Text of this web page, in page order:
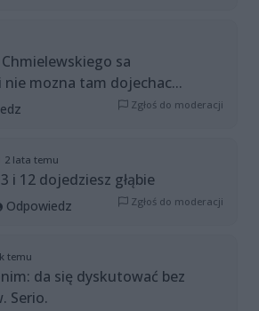
sa
nie mozna tam dojechac...
Zgłoś do moderacji
2 lata temu
i 12 dojedziesz głąbie
Odpowiedz Zgłoś do moderacji
temu
da się dyskutować bez
Serio.